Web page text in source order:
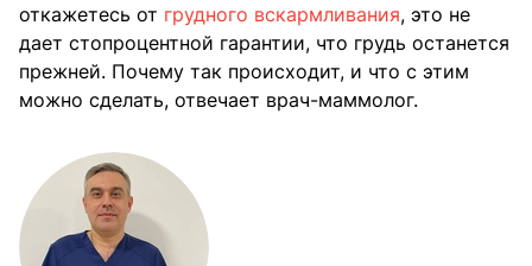
откажетесь от грудного вскармливания, это не
дает стопроцентной гарантии, что грудь останется
прежней. Почему так происходит, и что с этим
можно сделать, отвечает врач-маммолог.